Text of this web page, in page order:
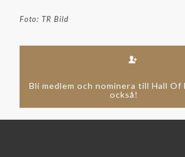
Foto: TR Bild
Bli medlem och nominera till Hall Of
också!